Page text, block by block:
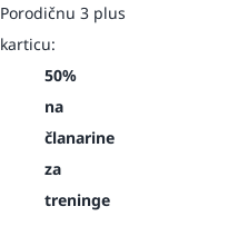
Porodičnu 3 plus
karticu:
50%
na
članarine
za
treninge